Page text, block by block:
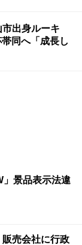
出身ルーキ
同へ「成長し
」景品表示法違
売会社に行政